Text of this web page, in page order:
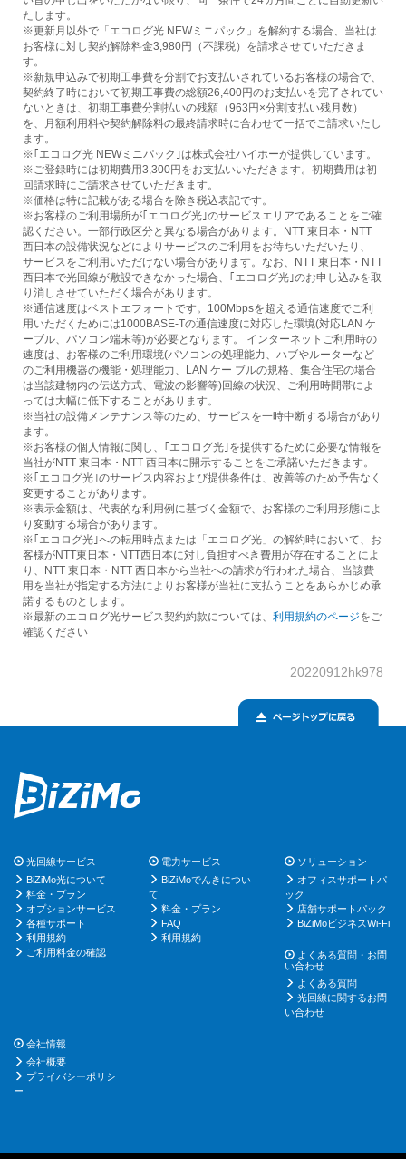
たします。
※更新月以外で「エコログ光 NEWミニパック」を解約する場合、当社は
お客様に対し契約解除料金3,980円（不課税）を請求させていただきま
す。
※新規申込みで初期工事費を分割でお支払いされているお客様の場合で、
契約終了時において初期工事費の総額26,400円のお支払いを完了されてい
ないときは、初期工事費分割払いの残額（963円×分割支払い残月数）
を、月額利用料や契約解除料の最終請求時に合わせて一括でご請求いたし
ます。
※｢エコログ光 NEWミニパック｣は株式会社ハイホーが提供しています。
※ご登録時には初期費用3,300円をお支払いいただきます。初期費用は初
回請求時にご請求させていただきます。
※価格は特に記載がある場合を除き税込表記です。
※お客様のご利用場所が｢エコログ光｣のサービスエリアであることをご確
認ください。一部行政区分と異なる場合があります。NTT 東日本・NTT
西日本の設備状況などによりサービスのご利用をお待ちいただいたり、
サービスをご利用いただけない場合があります。なお、NTT 東日本・NTT
西日本で光回線が敷設できなかった場合、｢エコログ光｣のお申し込みを取
り消しさせていただく場合があります。
※通信速度はベストエフォートです。100Mbpsを超える通信速度でご利
用いただくためには1000BASE-Tの通信速度に対応した環境(対応LAN ケ
ーブル、パソコン端末等)が必要となります。 インターネットご利用時の
速度は、お客様のご利用環境(パソコンの処理能力、ハブやルーターなど
のご利用機器の機能・処理能力、LAN ケー ブルの規格、集合住宅の場合
は当該建物内の伝送方式、電波の影響等)回線の状況、ご利用時間帯によ
っては大幅に低下することがあります。
※当社の設備メンテナンス等のため、サービスを一時中断する場合があり
ます。
※お客様の個人情報に関し、｢エコログ光｣を提供するために必要な情報を
当社がNTT 東日本・NTT 西日本に開示することをご承諾いただきます。
※｢エコログ光｣のサービス内容および提供条件は、改善等のため予告なく
変更することがあります。
※表示金額は、代表的な利用例に基づく金額で、お客様のご利用形態によ
り変動する場合があります。
※｢エコログ光｣への転用時点または「エコログ光」の解約時において、お
客様がNTT東日本・NTT西日本に対し負担すべき費用が存在することによ
り、NTT 東日本・NTT 西日本から当社への請求が行われた場合、当該費
用を当社が指定する方法によりお客様が当社に支払うことをあらかじめ承
諾するものとします。
※最新のエコログ光サービス契約約款については、 利用規約のページをご
確認ください
20220912hk978
光回線サービス
BiZiMo光について
料金・プラン
オプションサービス
各種サポート
利用規約
ご利用料金の確認
電力サービス
BiZiMoでんきについ
て
料金・プラン
FAQ
利用規約
ソリューション
オフィスサポートパ
ック
店舗サポートパック
BiZiMoビジネスWi-Fi
よくある質問・お問
い合わせ
よくある質問
光回線に関するお問
い合わせ
会社情報
会社概要
プライバシーポリシ
ー